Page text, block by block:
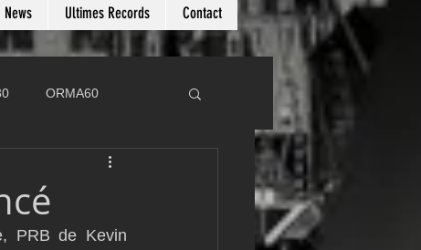
News Ultimes Records Contact
ORMA60
L&#39;Hydroptère
PRB de Kevin